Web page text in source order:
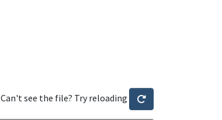
Can't see the file? Try reloading